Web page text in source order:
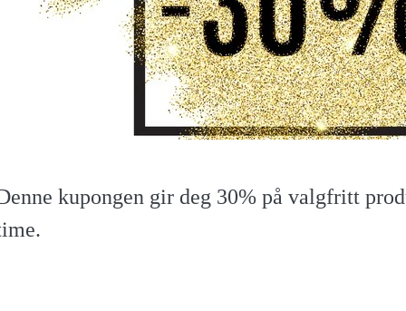
kupongen gir deg 30% på valgfritt